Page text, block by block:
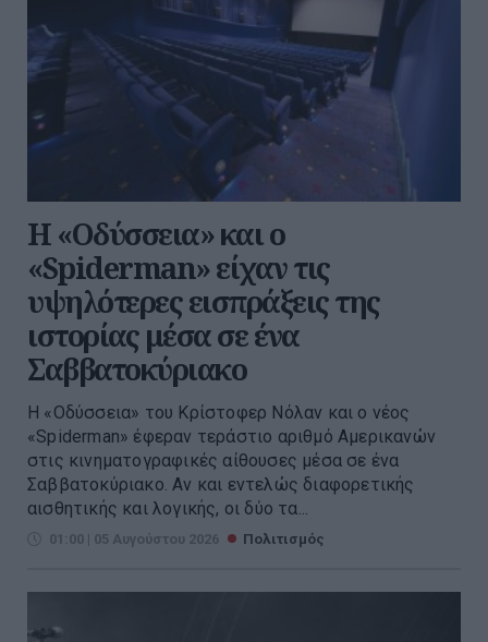
Η «Οδύσσεια» και ο
«Spiderman» είχαν τις
υψηλότερες εισπράξεις της
ιστορίας μέσα σε ένα
Σαββατοκύριακο
Η «Οδύσσεια» του Κρίστοφερ Νόλαν και ο νέος
«Spiderman» έφεραν τεράστιο αριθμό Αμερικανών
στις κινηματογραφικές αίθουσες μέσα σε ένα
Σαββατοκύριακο. Αν και εντελώς διαφορετικής
αισθητικής και λογικής, οι δύο τα...
01:00 | 05 Αυγούστου 2026 Πολιτισμός